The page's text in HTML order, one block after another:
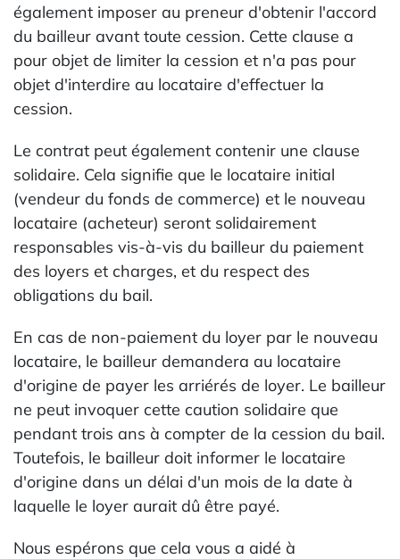
également imposer au preneur d'obtenir l'accord
du bailleur avant toute cession. Cette clause a
pour objet de limiter la cession et n'a pas pour
objet d'interdire au locataire d'effectuer la
cession.
Le contrat peut également contenir une clause
solidaire. Cela signifie que le locataire initial
(vendeur du fonds de commerce) et le nouveau
locataire (acheteur) seront solidairement
responsables vis-à-vis du bailleur du paiement
des loyers et charges, et du respect des
obligations du bail.
En cas de non-paiement du loyer par le nouveau
locataire, le bailleur demandera au locataire
d'origine de payer les arriérés de loyer. Le bailleur
ne peut invoquer cette caution solidaire que
pendant trois ans à compter de la cession du bail.
Toutefois, le bailleur doit informer le locataire
d'origine dans un délai d'un mois de la date à
laquelle le loyer aurait dû être payé.
Nous espérons que cela vous a aidé à